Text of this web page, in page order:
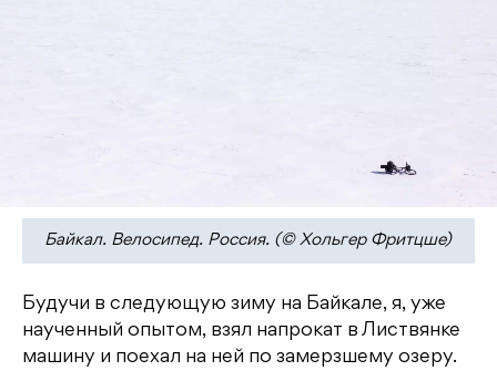
Байкал. Велосипед. Россия. (© Хольгер Фритцше)
Будучи в следующую зиму на Байкале, я, уже
наученный опытом, взял напрокат в Листвянке
машину и поехал на ней по замерзшему озеру.